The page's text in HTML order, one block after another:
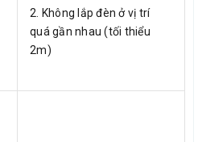
2. Không lắp đèn ở vị trí
quá gần nhau (tối thiểu
2m)